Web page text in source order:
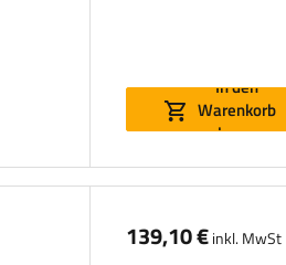
In den
Warenkorb
legen
139,10 €inkl. MwSt